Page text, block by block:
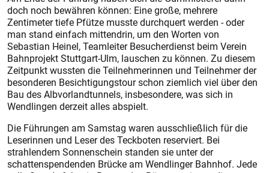
doch noch bewähren können: Eine große, mehrere
Zentimeter tiefe Pfütze musste durchquert werden - oder
man stand einfach mittendrin, um den Worten von
Sebastian Heinel, Teamleiter Besucherdienst beim Verein
Bahnprojekt Stuttgart-Ulm, lauschen zu können. Zu diesem
Zeitpunkt wussten die Teilnehmerinnen und Teilnehmer der
besonderen Besichtigungstour schon ziemlich viel über den
Bau des Albvorlandtunnels, insbesondere, was sich in
Wendlingen derzeit alles abspielt.
Die Führungen am Samstag waren ausschließlich für die
Leserinnen und Leser des Teckboten reserviert. Bei
strahlendem Sonnenschein standen sie unter der
schattenspendenden Brücke am Wendlinger Bahnhof. Jede